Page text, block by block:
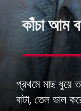
প্রথমে মাছ ধুয়ে
বাটা, তেল ভাল
কাঁচা আম